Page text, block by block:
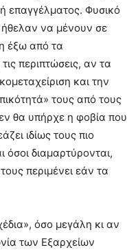
επαγγέλματος. Φυσικό
ήθελαν να μένουν σε
έξω από τα
περιπτώσεις, αν τα
και την
τους από τους
θα υπήρχε η φοβία που
ιδίως τους πιο
όσοι διαμαρτύρονται,
περιμένει εάν τα
όσο μεγάλη κι αν
των Εξαρχείων